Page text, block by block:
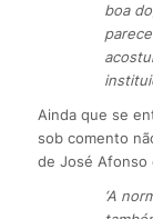
boa
Ainda que se
sob comento
de José Afonso
‘A